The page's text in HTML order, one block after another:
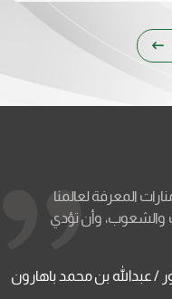
المعرفة لعالمنا
والشعوب، وأن تؤدي
/ عبدالله بن محمد باهارون